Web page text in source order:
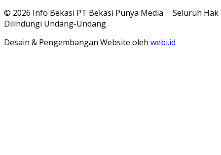
© 2026 Info Bekasi PT Bekasi Punya Media · Seluruh Hak
Dilindungi Undang-Undang
Desain & Pengembangan Website oleh webi.id